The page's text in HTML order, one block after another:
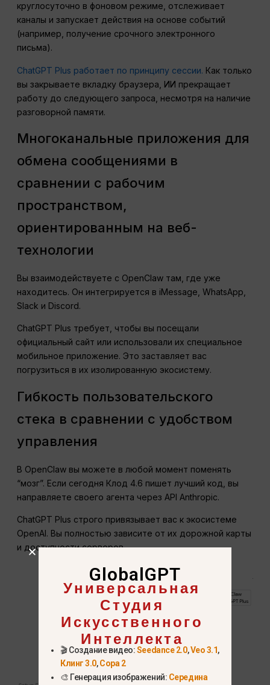
круглосуточно в фоновом режиме, отслеживает
каналы и запускает действия на основе событий
(например, получение срочного электронного
письма).
ChatGPT Plus работает по принципу сессии. Как только
вы закрываете вкладку браузера, ИИ прекращает
работу до следующего запроса, несмотря на наличие
разговорной памяти.
Многоканальные приложения для
обмена сообщениями в
сравнении с рабочим
пространством,
ориентированным на веб-
технологии
Вы взаимодействуете с OpenClaw там, где уже
находитесь. Он интегрируется в iMessage, WhatsApp,
Slack и Discord.
ChatGPT Plus требует, чтобы вы посещали
официальный сайт или использовали их специальное
мобильное приложение. Это заставляет вас
погрузиться в их изолированную экосистему.
Гибкость пользовательского
стека в сравнении с удобством
управления
В OpenClaw вы можете в любой момент поменять
“мозг”. Если сегодня Клод 4.6 пишет лучший код, вы
направляете своего агента через API Anthropic.
ChatGPT Plus строго привязывает вас к экосистеме
OpenAI. Вы полностью зависите от их дорожной карты
и доступности серверов.
GlobalGPT
Универсальная
Студия
Искусственного
Интеллекта
🎬 Создание видео:Seedance 2.0,Veo 3.1,
Клинг 3.0,Сора 2
🎨 Генерация изображений: Середина